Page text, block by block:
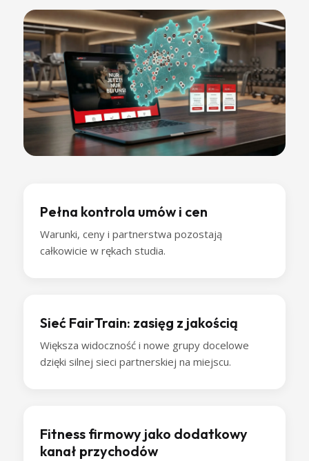
Pełna kontrola umów i cen
Warunki, ceny i partnerstwa pozostają
całkowicie w rękach studia.
Sieć FairTrain: zasięg z jakością
Większa widoczność i nowe grupy docelowe
dzięki silnej sieci partnerskiej na miejscu.
Fitness firmowy jako dodatkowy
kanał przychodów